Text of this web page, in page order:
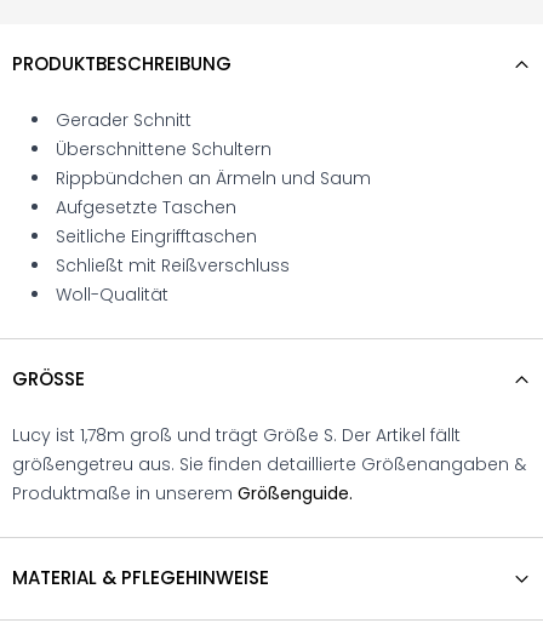
PRODUKTBESCHREIBUNG
Gerader Schnitt
Überschnittene Schultern
Rippbündchen an Ärmeln und Saum
Aufgesetzte Taschen
Seitliche Eingrifftaschen
Schließt mit Reißverschluss
Woll-Qualität
GRÖSSE
Lucy ist 1,78m groß und trägt Größe S. Der Artikel fällt
größengetreu aus. Sie finden detaillierte Größenangaben &
Produktmaße in unserem Größenguide.
MATERIAL & PFLEGEHINWEISE